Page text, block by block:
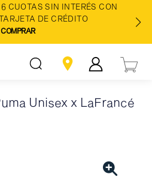
CUOTAS SIN INTERÉS CON
DE CRÉDITO
COMPRAR
Unisex x LaFrancé